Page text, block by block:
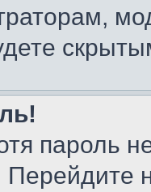
пароль
Перейдите